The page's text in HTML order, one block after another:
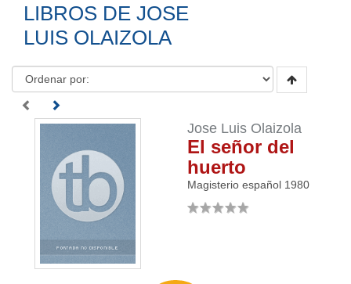
LIBROS DE JOSE
LUIS OLAIZOLA
Jose Luis Olaizola
El señor del
huerto
Magisterio español 1980